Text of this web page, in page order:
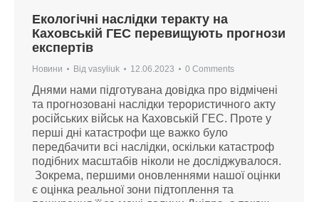
Екологічні наслідки теракту на
Каховській ГЕС перевищують прогнози
експертів
Новини Від vasyliuk 12.06.2023 0 Comments
Днями нами підготувана довідка про відмічені
та прогнозовані наслідки терористичного акту
російських військ на Каховській ГЕС. Проте у
перші дні катастрофи ще важко було
передбачити всі наслідки, оскільки катастроф
подібних масштабів ніколи не досліджувалося.
Зокрема, першими оновленнями нашої оцінки
є оцінка реальної зони підтоплення та